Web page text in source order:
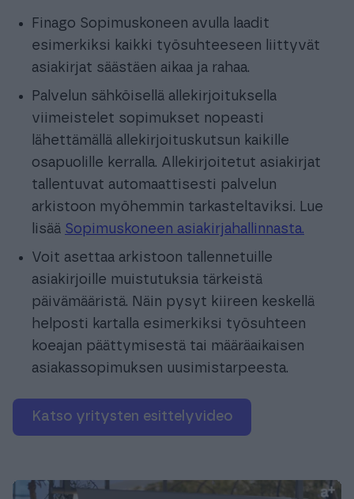
Finago Sopimuskoneen avulla laadit
esimerkiksi kaikki työsuhteeseen liittyvät
asiakirjat säästäen aikaa ja rahaa.
Palvelun sähköisellä allekirjoituksella
viimeistelet sopimukset nopeasti
lähettämällä allekirjoituskutsun kaikille
osapuolille kerralla. Allekirjoitetut asiakirjat
tallentuvat automaattisesti palvelun
arkistoon myöhemmin tarkasteltaviksi. Lue
lisää Sopimuskoneen asiakirjahallinnasta.
Voit asettaa arkistoon tallennetuille
asiakirjoille muistutuksia tärkeistä
päivämääristä. Näin pysyt kiireen keskellä
helposti kartalla esimerkiksi työsuhteen
koeajan päättymisestä tai määräaikaisen
asiakassopimuksen uusimistarpeesta.
Katso yritysten esittelyvideo